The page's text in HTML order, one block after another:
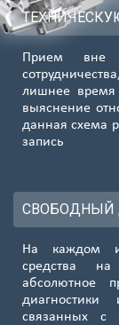
Прием вне
лишнее время
выяснение
данная схема
запись
СВОБОДНЫЙ
На каждом
средства на
абсолютное
связанных с